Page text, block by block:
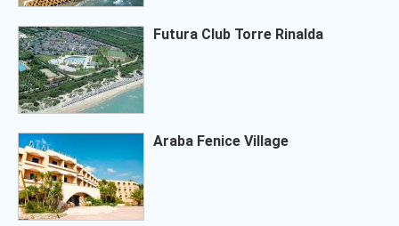
Futura Club Torre Rinalda
Araba Fenice Village